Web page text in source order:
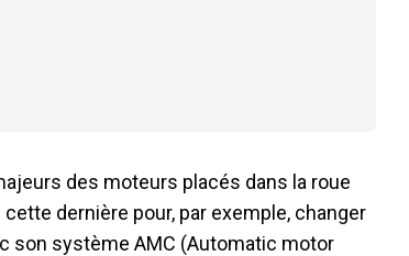
des moteurs placés dans la roue
dernière pour, par exemple, changer
son système AMC (Automatic motor